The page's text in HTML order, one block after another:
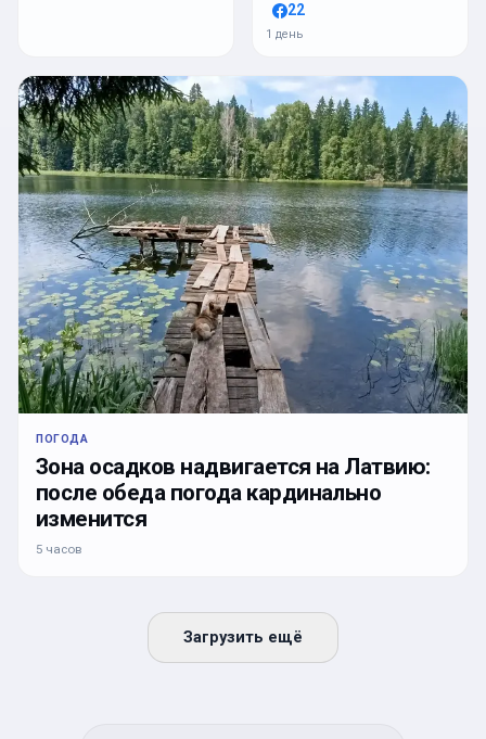
22
1 день
ПОГОДА
Зона осадков надвигается на Латвию:
после обеда погода кардинально
изменится
5 часов
Загрузить ещё